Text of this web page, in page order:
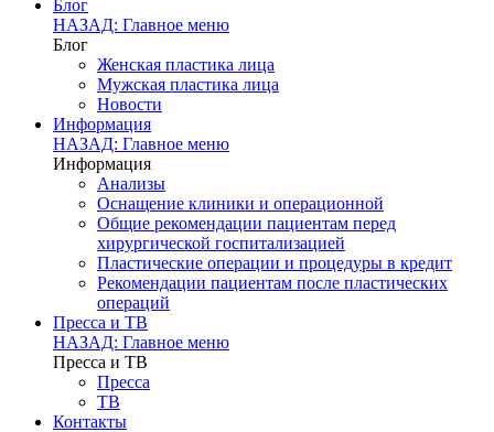
Блог
НАЗАД: Главное меню
Блог
Женская пластика лица
Мужская пластика лица
Новости
Информация
НАЗАД: Главное меню
Информация
Анализы
Оснащение клиники и операционной
Общие рекомендации пациентам перед
хирургической госпитализацией
Пластические операции и процедуры в кредит
Рекомендации пациентам после пластических
операций
Пресса и ТВ
НАЗАД: Главное меню
Пресса и ТВ
Пресса
ТВ
Контакты